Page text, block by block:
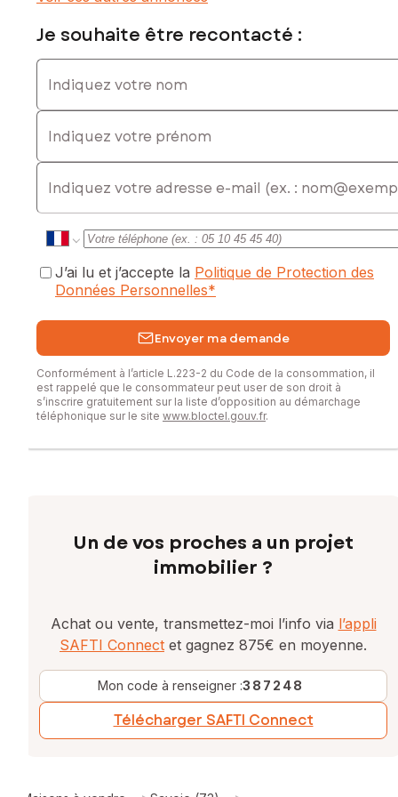
Je souhaite être recontacté :
Indiquez votre nom
Indiquez votre prénom
E-mail
J’ai lu et j’accepte la Politique de Protection des
Données Personnelles*
Envoyer ma demande
Conformément à l’article L.223-2 du Code de la consommation, il
est rappelé que le consommateur peut user de son droit à
s’inscrire gratuitement sur la liste d’opposition au démarchage
téléphonique sur le site www.bloctel.gouv.fr.
Un de vos proches a un projet
immobilier ?
Achat ou vente, transmettez-moi l’info via l’appli
SAFTI Connect et gagnez 875€ en moyenne.
Mon code à renseigner :387248
Télécharger SAFTI Connect